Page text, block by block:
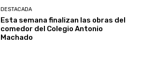
DESTACADA
Esta semana finalizan las obras del
comedor del Colegio Antonio
Machado